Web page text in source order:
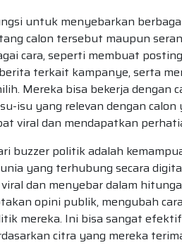
untuk menyebarkan
calon tersebut maupun
cara, seperti membuat
terkait kampanye, serta
Mereka bisa bekerja dengan
isu yang relevan dengan
viral dan mendapatkan
buzzer politik adalah
yang terhubung secara
dan menyebar dalam
opini publik, mengubah
mereka. Ini bisa sangat
citra yang mereka